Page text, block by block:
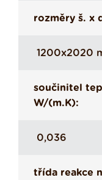
rozměry š. x
1200x2020
součinitel
W/(m.K):
0,036
třída reakce